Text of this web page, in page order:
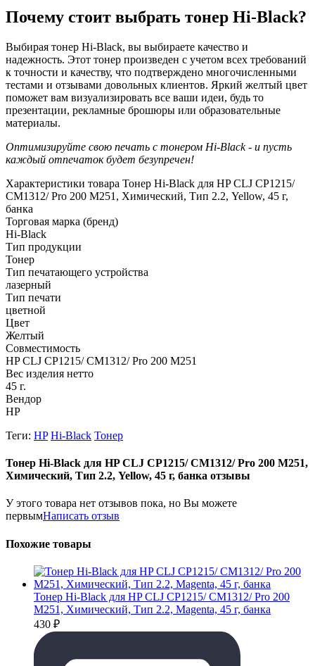
Почему стоит выбрать тонер Hi-Black?
Выбирая тонер Hi-Black, вы выбираете качество и
надежность. Этот тонер произведен с учетом всех требований
к точности и качеству, что подтверждено многочисленными
тестами и отзывами довольных клиентов. Яркий желтый цвет
поможет вам визуализировать все ваши идеи, будь то
презентации, рекламные брошюры или образовательные
материалы.
Оптимизируйте свою печать с тонером Hi-Black - и пусть
каждый отпечаток будет безупречен!
Характеристики товара Тонер Hi-Black для HP CLJ CP1215/
CM1312/ Pro 200 M251, Химический, Тип 2.2, Yellow, 45 г,
банка
Торговая марка (бренд)
Hi-Black
Тип продукции
Тонер
Тип печатающего устройства
лазерный
Тип печати
цветной
Цвет
Желтый
Совместимость
HP CLJ CP1215/ CM1312/ Pro 200 M251
Вес изделия нетто
45 г.
Вендор
HP
Теги: HP Hi-Black Тонер
Тонер Hi-Black для HP CLJ CP1215/ CM1312/ Pro 200 M251,
Химический, Тип 2.2, Yellow, 45 г, банка отзывы
У этого товара нет отзывов пока, но Вы можете
первымНаписать отзыв
Похожие товары
Тонер Hi-Black для HP CLJ CP1215/ CM1312/ Pro 200
M251, Химический, Тип 2.2, Magenta, 45 г, банка
430 ₽